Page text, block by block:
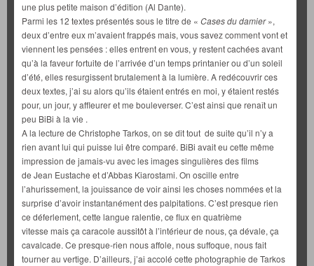
une plus petite maison d’édition (Al Dante).
Parmi les 12 textes présentés sous le titre de « Cases du damier»,
deux d’entre eux m’avaient frappés mais, vous savez comment vont et
viennent les pensées : elles entrent en vous, y restent cachées avant
qu’à la faveur fortuite de l’arrivée d’un temps printanier ou d’un soleil
d’été, elles resurgissent brutalement à la lumière. A redécouvrir ces
deux textes, j’ai su alors qu’ils étaient entrés en moi, y étaient restés
pour, un jour, y affleurer et me bouleverser. C’est ainsi que renaît un
peu BiBi à la vie .
A la lecture de Christophe Tarkos, on se dit tout de suite qu’il n’y a
rien avant lui qui puisse lui être comparé. BiBi avait eu cette même
impression de jamais-vu avec les images singulières des films
de Jean Eustache et d’Abbas Kiarostami. On oscille entre
l’ahurissement, la jouissance de voir ainsi les choses nommées et la
surprise d’avoir instantanément des palpitations. C’est presque rien
ce déferlement, cette langue ralentie, ce flux en quatrième
vitesse mais ça caracole aussitôt à l’intérieur de nous, ça dévale, ça
cavalcade. Ce presque-rien nous affole, nous suffoque, nous fait
tourner au vertige. D’ailleurs, j’ai accolé cette photographie de Tarkos